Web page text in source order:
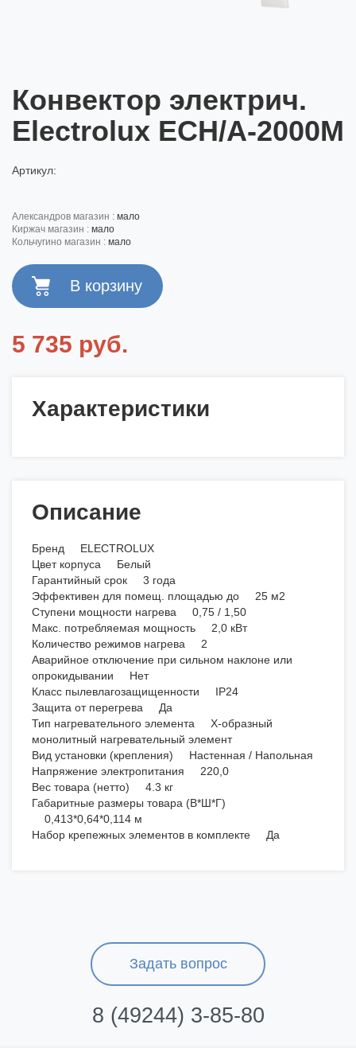
Конвектор электрич.
Electrolux ECH/A-2000M
Артикул:
александров магазин : мало
киржач магазин : мало
кольчугино магазин : мало
5 735 руб.
Характеристики
Описание
Бренд ELECTROLUX
Цвет корпуса Белый
Гарантийный срок 3 года
Эффективен для помещ. площадью до 25 м2
Ступени мощности нагрева 0,75 / 1,50
Макс. потребляемая мощность 2,0 кВт
Количество режимов нагрева 2
Аварийное отключение при сильном наклоне или
опрокидывании Нет
Класс пылевлагозащищенности IP24
Защита от перегрева Да
Тип нагревательного элемента Х-образный
монолитный нагревательный элемент
Вид установки (крепления) Настенная / Напольная
Напряжение электропитания 220,0
Вес товара (нетто) 4.3 кг
Габаритные размеры товара (В*Ш*Г)
0,413*0,64*0,114 м
Набор крепежных элементов в комплекте Да
Задать вопрос
8 (49244) 3-85-80